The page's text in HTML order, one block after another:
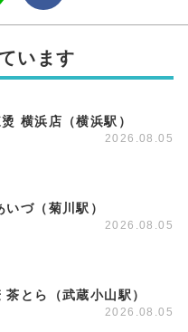
います
横浜店（横浜駅）
2026.08.05
づ（菊川駅）
2026.08.05
とら（武蔵小山駅）
2026.08.05